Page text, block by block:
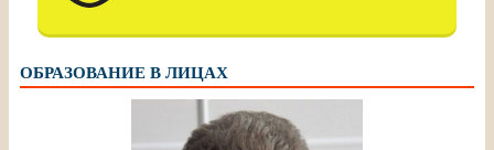
ОБРАЗОВАНИЕ В ЛИЦАХ